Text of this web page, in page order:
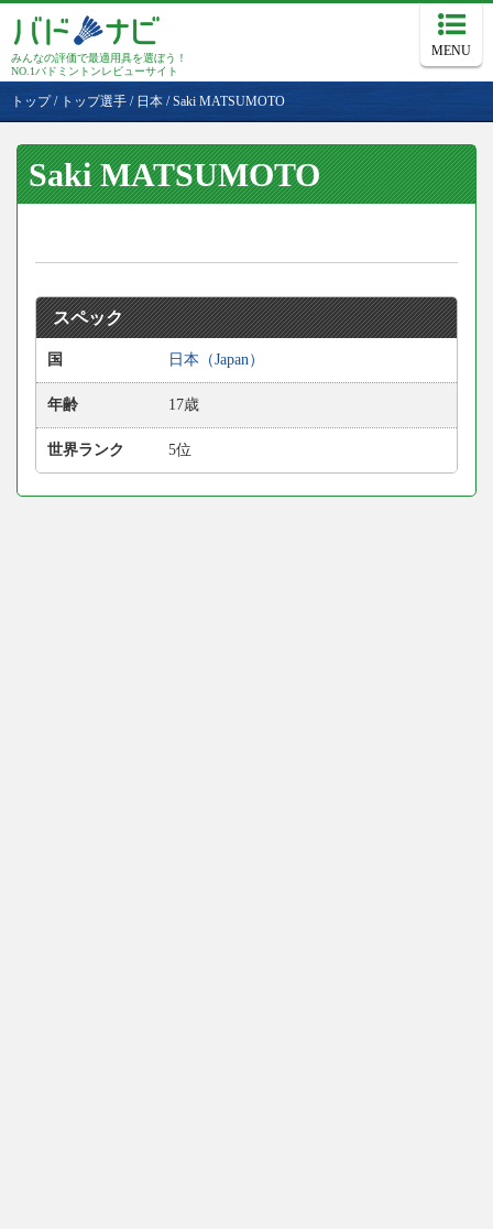
みんなの評価で最適用具を選ぼう！
NO.1バドミントンレビューサイト
MENU
トップ/ トップ選手 / 日本 /Saki MATSUMOTO
Saki MATSUMOTO
スペック
国 日本（Japan）
年齢 17歳
世界ランク 5位